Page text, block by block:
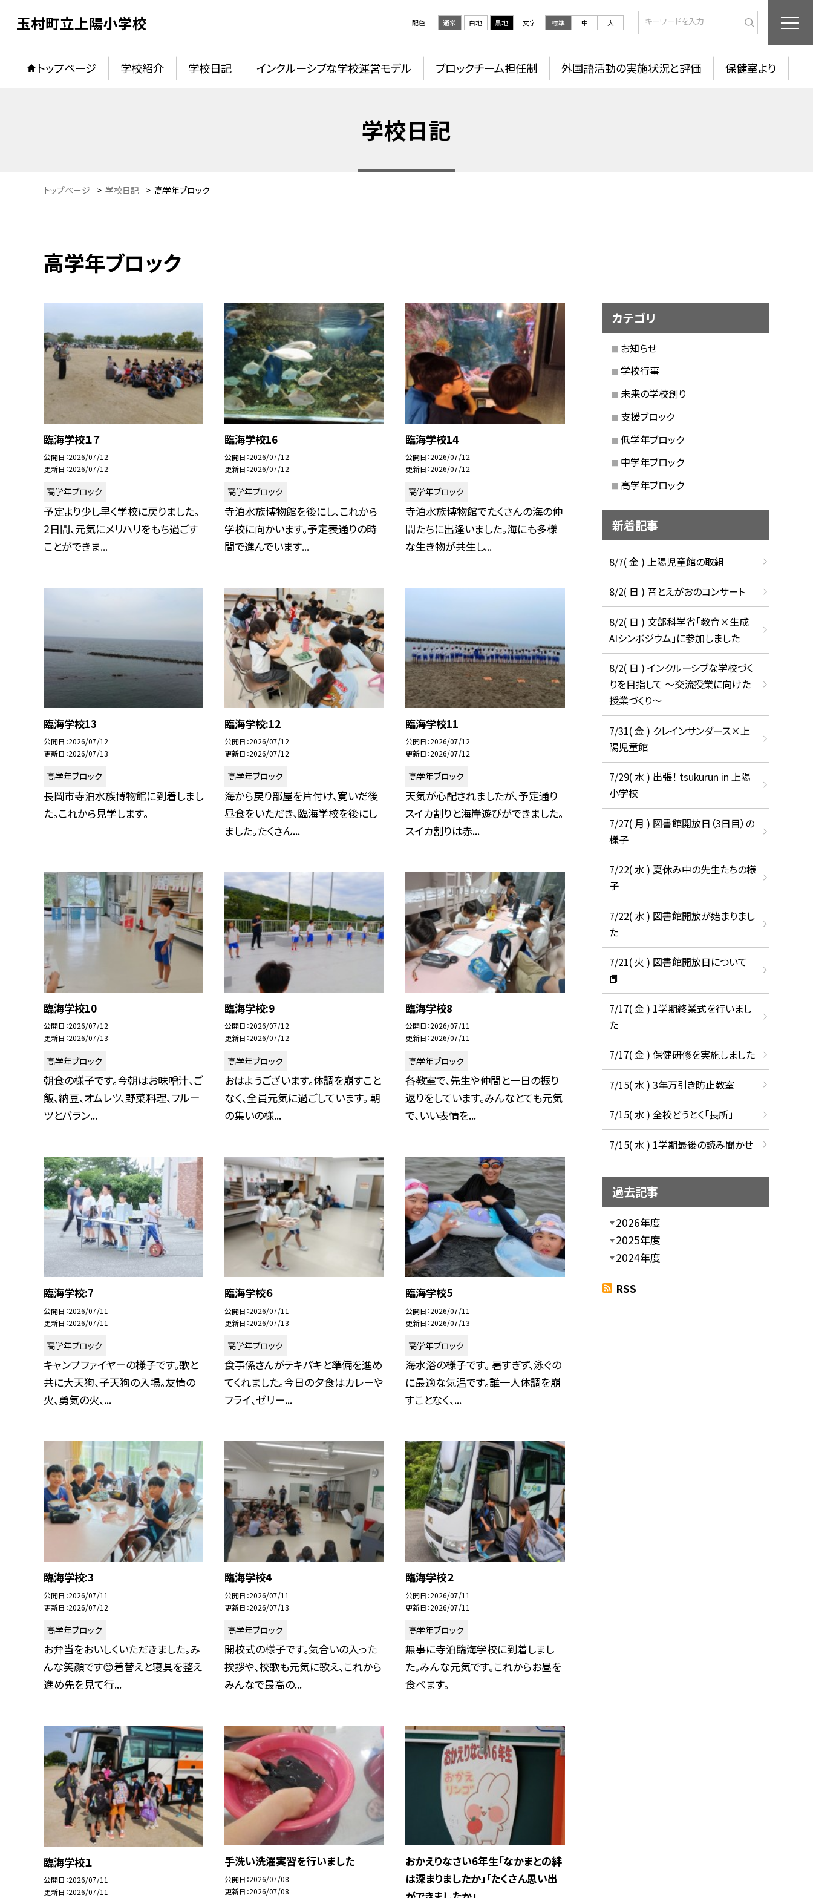
玉村町立上陽小学校 配色 通常 白地 黒地 文字 標準 中 大
トップページ 学校紹介 学校日記 インクルーシブな学校運営モデル ブロックチーム担任制 外国語活動の実施状況と評価 保健室より
学校日記
トップページ > 学校日記 > 高学年ブロック
高学年ブロック
臨海学校１７
公開日 2026/07/12
更新日 2026/07/12
高学年ブロック
予定より少し早く学校に戻りました。
2日間、元気にメリハリをもち過ごす
ことができま...
臨海学校16
公開日 2026/07/12
更新日 2026/07/12
高学年ブロック
寺泊水族博物館を後にし、これから
学校に向かいます。予定表通りの時
間で進んでいます...
臨海学校14
公開日 2026/07/12
更新日 2026/07/12
高学年ブロック
寺泊水族博物館でたくさんの海の仲
間たちに出逢いました。海にも多様
な生き物が共生し...
臨海学校13
公開日 2026/07/12
更新日 2026/07/13
高学年ブロック
長岡市寺泊水族博物館に到着しまし
た。これから見学します。
臨海学校:12
公開日 2026/07/12
更新日 2026/07/12
高学年ブロック
海から戻り部屋を片付け、寛いだ後
昼食をいただき、臨海学校を後にし
ました。たくさん...
臨海学校11
公開日 2026/07/12
更新日 2026/07/12
高学年ブロック
天気が心配されましたが、予定通り
スイカ割りと海岸遊びができました。
スイカ割りは赤...
臨海学校10
公開日 2026/07/12
更新日 2026/07/13
高学年ブロック
朝食の様子です。今朝はお味噌汁、ご
飯、納豆、オムレツ、野菜料理、フルー
ツとバラン...
臨海学校:9
公開日 2026/07/12
更新日 2026/07/12
高学年ブロック
おはようございます。体調を崩すこと
なく、全員元気に過ごしています。 朝
の集いの様...
臨海学校8
公開日 2026/07/11
更新日 2026/07/11
高学年ブロック
各教室で、先生や仲間と一日の振り
返りをしています。みんなとても元気
で、いい表情を...
臨海学校:7
公開日 2026/07/11
更新日 2026/07/11
高学年ブロック
キャンプファイヤーの様子です。歌と
共に大天狗、子天狗の入場。友情の
火、勇気の火、...
臨海学校６
公開日 2026/07/11
更新日 2026/07/13
高学年ブロック
食事係さんがテキパキと準備を進め
てくれました。今日の夕食はカレーや
フライ、ゼリー...
臨海学校5
公開日 2026/07/11
更新日 2026/07/13
高学年ブロック
海水浴の様子です。 暑すぎず、泳ぐの
に最適な気温です。誰一人体調を崩
すことなく、...
臨海学校:3
公開日 2026/07/11
更新日 2026/07/12
高学年ブロック
お弁当をおいしくいただきました。み
んな笑顔です😊着替えと寝具を整え
進め先を見て行...
臨海学校4
公開日 2026/07/11
更新日 2026/07/13
高学年ブロック
開校式の様子です。気合いの入った
挨拶や、校歌も元気に歌え、これから
みんなで最高の...
臨海学校２
公開日 2026/07/11
更新日 2026/07/11
高学年ブロック
無事に寺泊臨海学校に到着しまし
た。みんな元気です。これからお昼を
食べます。
臨海学校１
公開日 2026/07/11
更新日 2026/07/11
手洗い洗濯実習を行いました
公開日 2026/07/08
更新日 2026/07/08
おかえりなさい6年生「なかまとの絆
は深まりましたか」「たくさん思い出
カテゴリ
お知らせ
学校行事
未来の学校創り
支援ブロック
低学年ブロック
中学年ブロック
高学年ブロック
新着記事
8/7( 金 ) 上陽児童館の取組
8/2( 日 ) 音とえがおのコンサート
8/2( 日 ) 文部科学省「教育×生成
AIシンポジウム」に参加しました
8/2( 日 ) インクルーシブな学校づく
りを目指して ～交流授業に向けた
授業づくり～
7/31( 金 ) クレインサンダース×上
陽児童館
7/29( 水 ) 出張！ tsukurun in 上陽
小学校
7/27( 月 ) 図書館開放日（3日目）の
様子
7/22( 水 ) 夏休み中の先生たちの様
子
7/22( 水 ) 図書館開放が始まりまし
た
7/21( 火 ) 図書館開放日について
📕
7/17( 金 ) 1学期終業式を行いまし
た
7/17( 金 ) 保健研修を実施しました
7/15( 水 ) 3年万引き防止教室
7/15( 水 ) 全校どうとく「長所」
7/15( 水 ) 1学期最後の読み聞かせ
過去記事
2026年度
2025年度
2024年度
RSS